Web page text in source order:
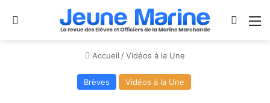
Se connecter
Accueil /Vidéos à la Une
Brèves Vidéos à la Une